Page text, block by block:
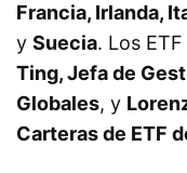
Francia, Irlanda,
y Suecia. Los
Ting, Jefa de
Globales, y
Carteras de ETF